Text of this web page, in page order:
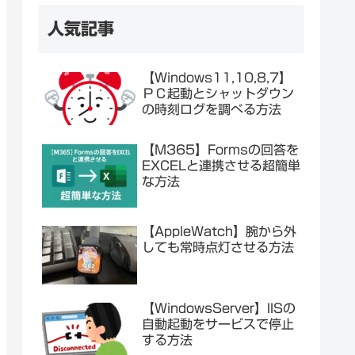
人気記事
【Windows11,10,8,7】
ＰＣ起動とシャットダウン
の時刻ログを調べる方法
【M365】Formsの回答を
EXCELと連携させる超簡単
な方法
【AppleWatch】腕から外
しても常時点灯させる方法
【WindowsServer】IISの
自動起動をサービスで停止
する方法